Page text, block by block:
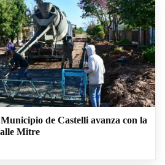
de Castelli avanza con la
Mitre